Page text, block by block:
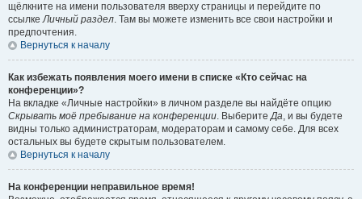
щёлкните на имени пользователя вверху страницы и перейдите по
ссылкеЛичный раздел. Там вы можете изменить все свои настройки и
предпочтения.
Вернуться к началу
Как избежать появления моего имени в списке «Кто сейчас на
конференции»?
На вкладке «Личные настройки» в личном разделе вы найдёте опцию
Скрывать моё пребывание на конференции. ВыберитеДа, и вы будете
видны только администраторам, модераторам и самому себе. Для всех
остальных вы будете скрытым пользователем.
Вернуться к началу
На конференции неправильное время!